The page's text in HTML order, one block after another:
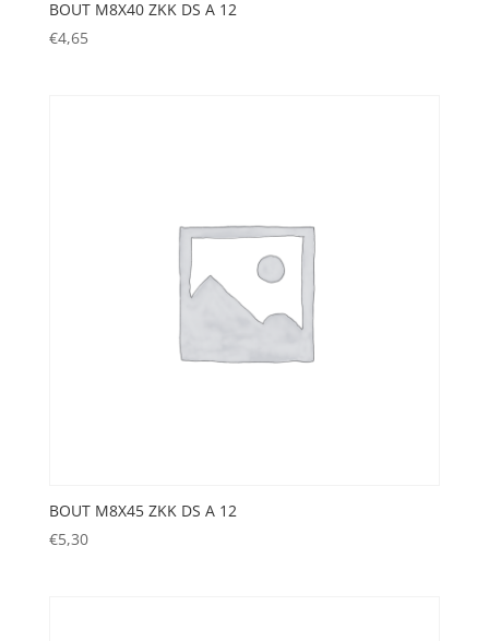
BOUT M8X40 ZKK DS A 12
€4,65
BOUT M8X45 ZKK DS A 12
€5,30